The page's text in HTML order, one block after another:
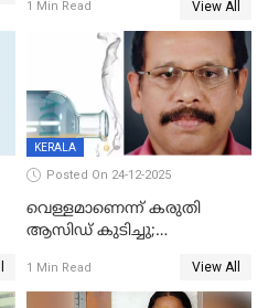
ഗർഭിണിയായ യുവതിക്ക് ക്രൂര
1 Min Read View All
KERALA
Posted On 24-12-2025
വെള്ളമാണെന്ന് കരുതി
ആസിഡ് കുടിച്ചു;
മരിച്ചു
1 Min Read View All